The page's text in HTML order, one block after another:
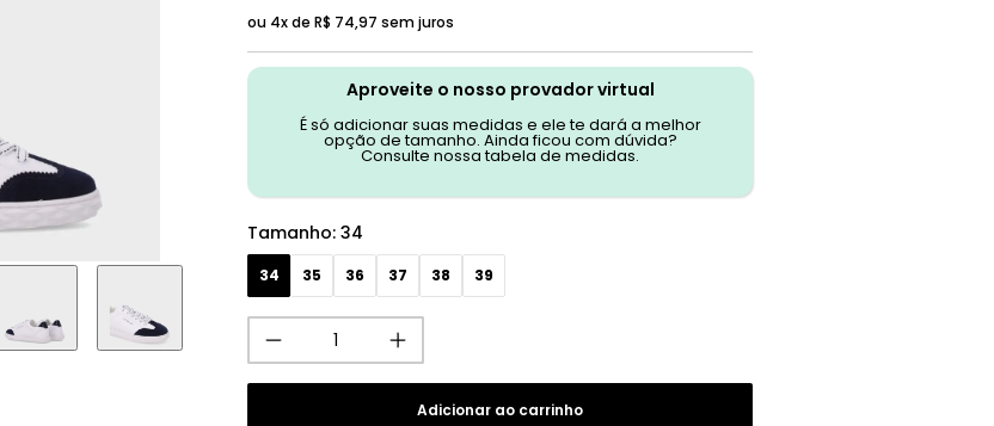
ou 4x de R$ 74,97 sem juros
Aproveite o nosso provador virtual
É só adicionar suas medidas e ele te dará a melhor
opção de tamanho. Ainda ficou com dúvida?
Consulte nossa tabela de medidas.
Tamanho: 34
34 35 36 37 38 39
Adicionar ao carrinho